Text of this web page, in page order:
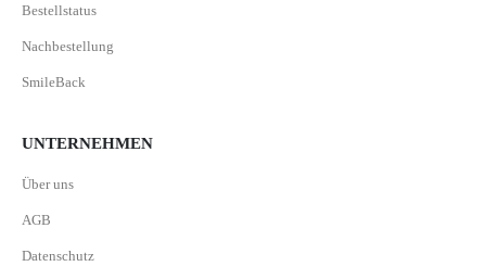
Bestellstatus
Nachbestellung
SmileBack
UNTERNEHMEN
Über uns
AGB
Datenschutz